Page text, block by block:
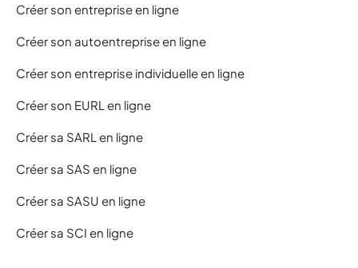
Créer son entreprise en ligne
Créer son autoentreprise en ligne
Créer son entreprise individuelle en ligne
Créer son EURL en ligne
Créer sa SARL en ligne
Créer sa SAS en ligne
Créer sa SASU en ligne
Créer sa SCI en ligne